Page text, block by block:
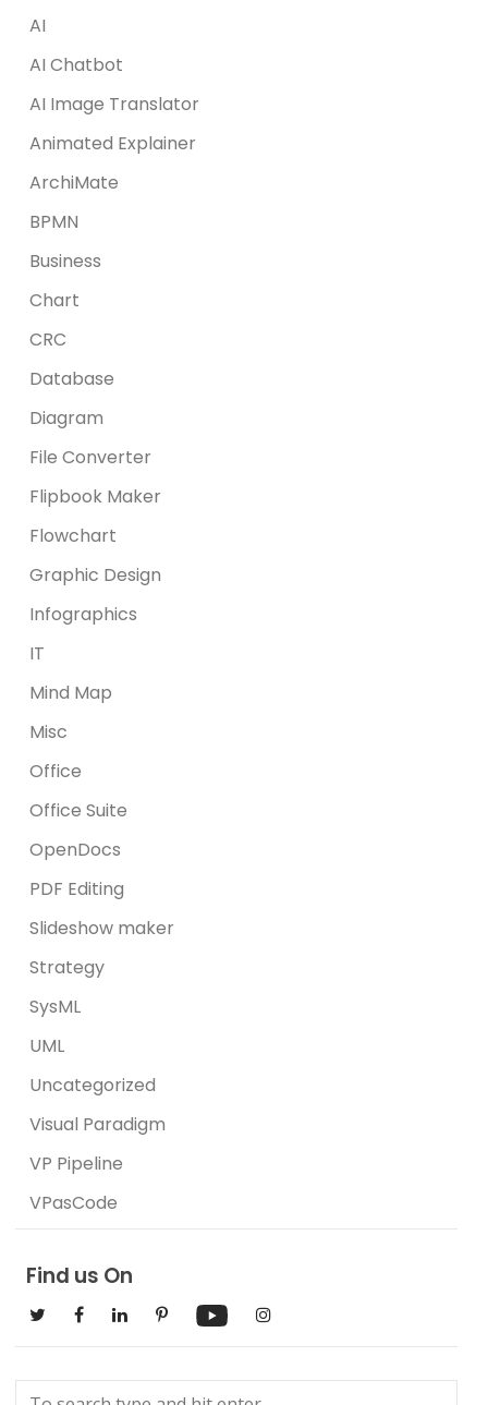
AI
AI Chatbot
AI Image Translator
Animated Explainer
ArchiMate
BPMN
Business
Chart
CRC
Database
Diagram
File Converter
Flipbook Maker
Flowchart
Graphic Design
Infographics
IT
Mind Map
Misc
Office
Office Suite
OpenDocs
PDF Editing
Slideshow maker
Strategy
SysML
UML
Uncategorized
Visual Paradigm
VP Pipeline
VPasCode
Find us On